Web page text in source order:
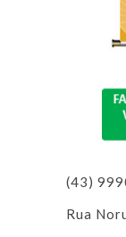
(43)
Rua